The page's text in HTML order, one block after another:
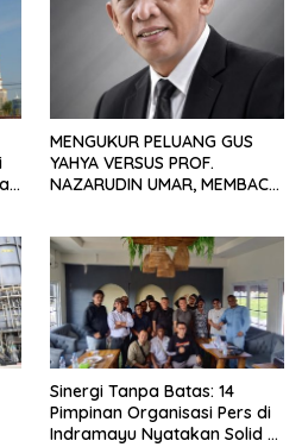
MENGUKUR PELUANG GUS
YAHYA VERSUS PROF.
NAZARUDIN UMAR, MEMBACA
Sinergi Tanpa Batas: 14
Pimpinan Organisasi Pers di
Indramayu Nyatakan Solid di